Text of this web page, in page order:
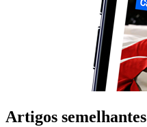
Artigos semelhantes